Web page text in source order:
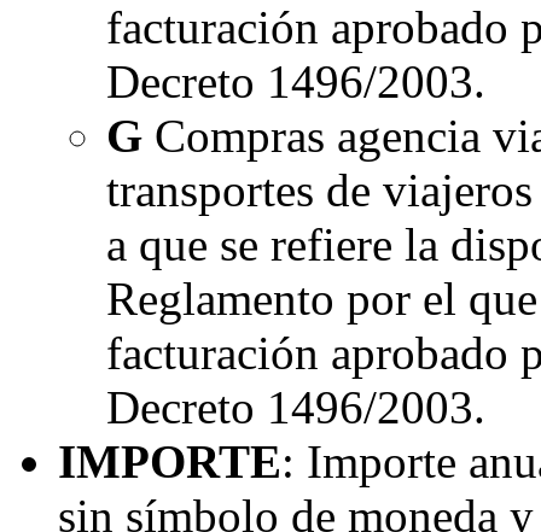
facturación aprobado
Decreto 1496/2003.
G Compras agencia
transportes de
a que se refiere la
Reglamento por el
facturación aprobado
Decreto 1496/2003.
IMPORTE: Importe
sin símbolo de moneda